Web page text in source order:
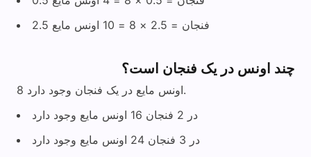
2.5 فنجان = 2.5 × 8 = 10 اونس مایع
چند اونس در یک فنجان است؟
8 اونس مایع در یک فنجان وجود دارد.
در 2 فنجان 16 اونس مایع وجود دارد
در 3 فنجان 24 اونس مایع وجود دارد